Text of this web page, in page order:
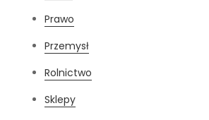
Prawo
Przemysł
Rolnictwo
Sklepy